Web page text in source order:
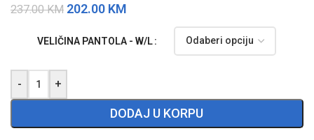
237.00KM 202.00 KM
VELIČINA PANTOLA - W/L
- +
DODAJ U KORPU